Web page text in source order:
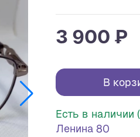
3 900 ₽
В
Есть в наличии
Ленина 80